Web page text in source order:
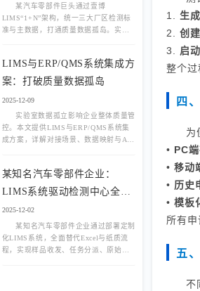
1. 生
2. 创
3. 启
整个过
四
为
• PC
• 移动
• 历史
• 模板
所有
五
不
某汽车零部件巨头通过壹博
LIMS“1+N”架构，统一三大厂区检测标
准与主数据，打通质量数据孤岛。实现
实系统架构图与质量看板截图。
LIMS与ERP/QMS系统集成方
案：打破质量数据孤岛
2025-12-09
实验室数据孤立影响企业整体质量管
控。本文提供LIMS与ERP/QMS系统集
成方案，详解对接场景、数据映射与API
某知名汽车零部件企业：
LIMS系统驱动检测中心全流
程数字化转型
2025-12-02
某知名汽车零部件企业通过部署定制
化LIMS系统，全面替代Excel与纸质流
程，实现样品收发、任务分派、原始记